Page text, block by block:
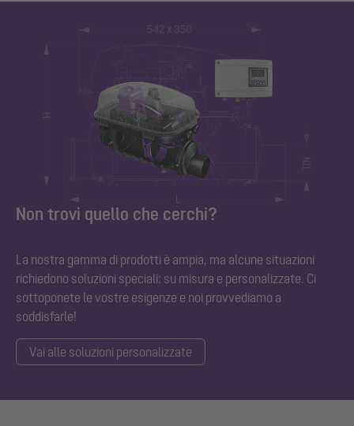
Non trovi quello che cerchi?
La nostra gamma di prodotti è ampia, ma alcune situazioni
richiedono soluzioni speciali: su misura e personalizzate. Ci
sottoponete le vostre esigenze e noi provvediamo a
soddisfarle!
Vai alle soluzioni personalizzate